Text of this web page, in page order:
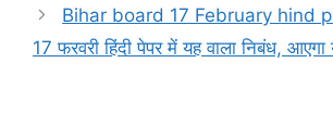
Bihar board 17 February hind
17 फरवरी हिंदी पेपर में यह वाला निबंध,